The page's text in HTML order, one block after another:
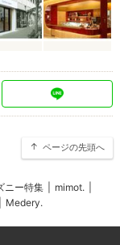
ページの先頭へ
ニー特集 mimot.
Medery.